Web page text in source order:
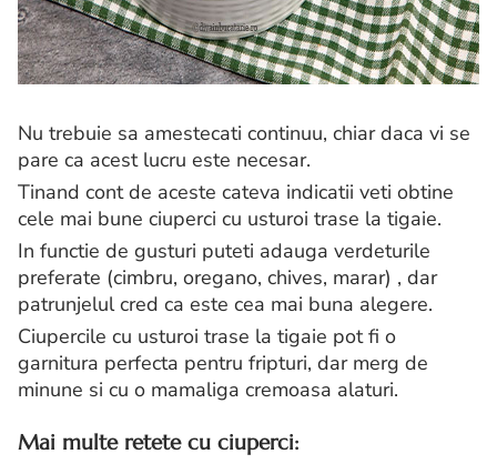
Nu trebuie sa amestecati continuu, chiar daca vi se
pare ca acest lucru este necesar.
Tinand cont de aceste cateva indicatii veti obtine
cele mai bune ciuperci cu usturoi trase la tigaie.
In functie de gusturi puteti adauga verdeturile
preferate (cimbru, oregano, chives, marar) , dar
patrunjelul cred ca este cea mai buna alegere.
Ciupercile cu usturoi trase la tigaie pot fi o
garnitura perfecta pentru fripturi, dar merg de
minune si cu o mamaliga cremoasa alaturi.
Mai multe retete cu ciuperci: